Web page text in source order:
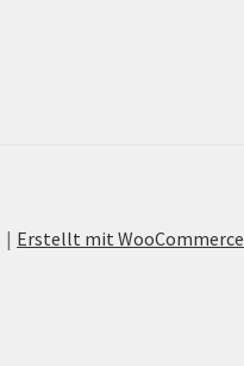
Erstellt mit WooCommerce